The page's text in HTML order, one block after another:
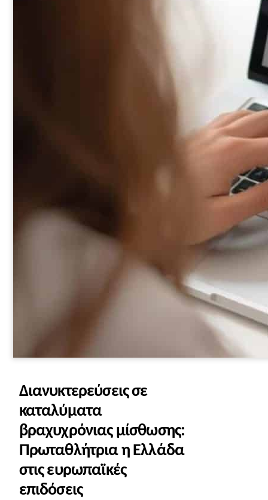
Διανυκτερεύσεις σε
καταλύματα
βραχυχρόνιας μίσθωσης:
Πρωταθλήτρια η Ελλάδα
στις ευρωπαϊκές
επιδόσεις